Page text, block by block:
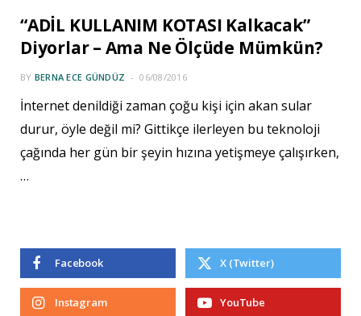
“ADİL KULLANIM KOTASI Kalkacak”
Diyorlar – Ama Ne Ölçüde Mümkün?
BY BERNA ECE GÜNDÜZ 06/08/2016
İnternet denildiği zaman çoğu kişi için akan sular
durur, öyle değil mi? Gittikçe ilerleyen bu teknoloji
çağında her gün bir şeyin hızına yetişmeye çalışırken,
…
Facebook X (Twitter)
Instagram YouTube